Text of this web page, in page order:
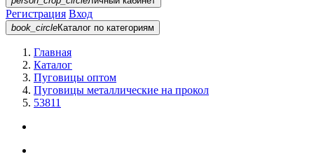
Регистрация Вход
book_circleКаталог по категориям
Главная
Каталог
Пуговицы оптом
Пуговицы металлические на прокол
53811